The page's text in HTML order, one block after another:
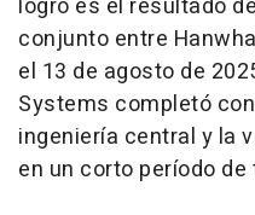
logro es el resultado
conjunto entre
el 13 de agosto de
Systems completó
ingeniería central y la
en un corto período de